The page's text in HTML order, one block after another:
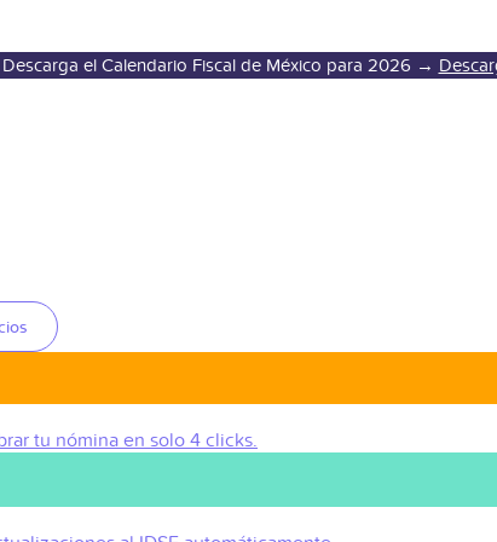
Descarga el Calendario Fiscal de México para 2026 →
tu nómina en solo 4 clicks.